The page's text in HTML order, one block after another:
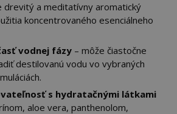
drevitý a meditatívny aromatický
koncentrovaného esenciálneho
vodnej fázy – môže čiastočne
destilovanú vodu vo vybraných
s hydratačnými látkami
aloe vera, panthenolom,